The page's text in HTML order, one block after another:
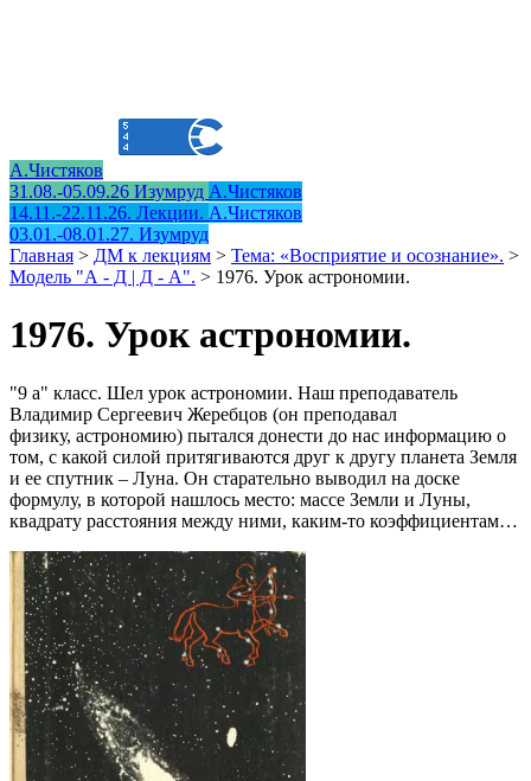
А.Чистяков
31.08.-05.09.26 Изумруд А.Чистяков
14.11.-22.11.26. Лекции. А.Чистяков
03.01.-08.01.27. Изумруд
Главная > ДМ к лекциям > Тема: «Восприятие и осознание». >
Модель "А - Д | Д - А". > 1976. Урок астрономии.
1976. Урок астрономии.
"9 а" класс. Шел урок астрономии. Наш преподаватель
Владимир Сергеевич Жеребцов (он преподавал
физику, астрономию) пытался донести до нас информацию о
том, с какой силой притягиваются друг к другу планета Земля
и ее спутник – Луна. Он старательно выводил на доске
формулу, в которой нашлось место: массе Земли и Луны,
квадрату расстояния между ними, каким-то коэффициентам…